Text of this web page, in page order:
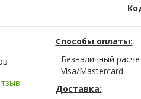
Способы оплаты:
- Безналичный
- Visa/Mastercard
Доставка: